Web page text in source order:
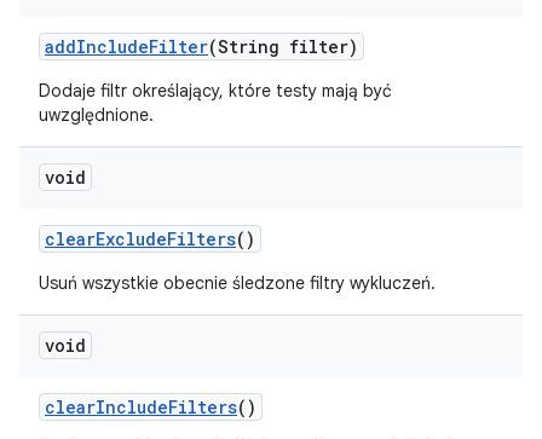
addIncludeFilter(String filter)
Dodaje filtr określający, które testy mają być
uwzględnione.
void
clearExcludeFilters()
Usuń wszystkie obecnie śledzone filtry wykluczeń.
void
clearIncludeFilters()